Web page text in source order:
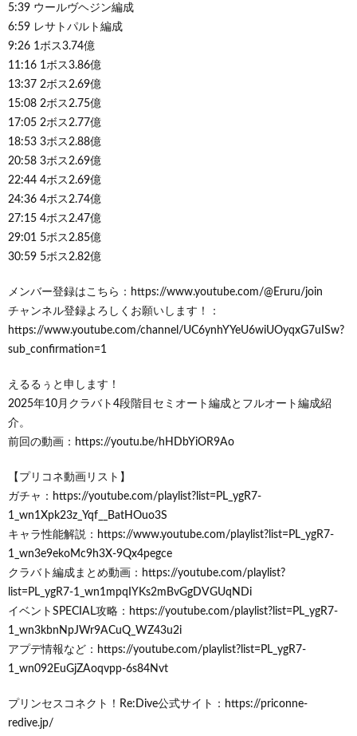
5:39 ウールヴヘジン編成
6:59 レサトパルト編成
9:26 1ボス3.74億
11:16 1ボス3.86億
13:37 2ボス2.69億
15:08 2ボス2.75億
17:05 2ボス2.77億
18:53 3ボス2.88億
20:58 3ボス2.69億
22:44 4ボス2.69億
24:36 4ボス2.74億
27:15 4ボス2.47億
29:01 5ボス2.85億
30:59 5ボス2.82億
メンバー登録はこちら：https://www.youtube.com/@Eruru/join
チャンネル登録よろしくお願いします！：
https://www.youtube.com/channel/UC6ynhYYeU6wiUOyqxG7uISw?
sub_confirmation=1
えるるぅと申します！
2025年10月クラバト4段階目セミオート編成とフルオート編成紹
介。
前回の動画：https://youtu.be/hHDbYiOR9Ao
【プリコネ動画リスト】
ガチャ：https://youtube.com/playlist?list=PL_ygR7-
1_wn1Xpk23z_Yqf__BatHOuo3S
キャラ性能解説：https://www.youtube.com/playlist?list=PL_ygR7-
1_wn3e9ekoMc9h3X-9Qx4pegce
クラバト編成まとめ動画：https://youtube.com/playlist?
list=PL_ygR7-1_wn1mpqIYKs2mBvGgDVGUqNDi
イベントSPECIAL攻略：https://youtube.com/playlist?list=PL_ygR7-
1_wn3kbnNpJWr9ACuQ_WZ43u2i
アプデ情報など：https://youtube.com/playlist?list=PL_ygR7-
1_wn092EuGjZAoqvpp-6s84Nvt
プリンセスコネクト！Re:Dive公式サイト：https://priconne-
redive.jp/